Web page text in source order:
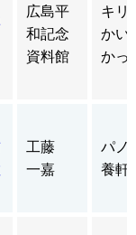
広島平
和記念
資料館
キリ
かい
かっ
工藤
一嘉
パノ
養軒